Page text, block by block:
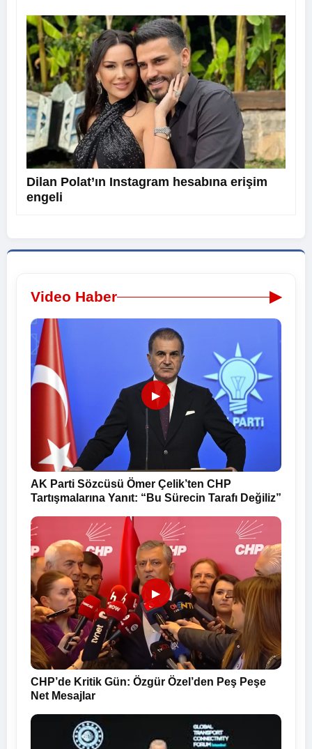
Dilan Polat’ın Instagram hesabına erişim
engeli
Video Haber ▶
▶
AK Parti Sözcüsü Ömer Çelik’ten CHP
Tartışmalarına Yanıt: “Bu Sürecin Tarafı Değiliz”
▶
CHP’de Kritik Gün: Özgür Özel’den Peş Peşe
Net Mesajlar